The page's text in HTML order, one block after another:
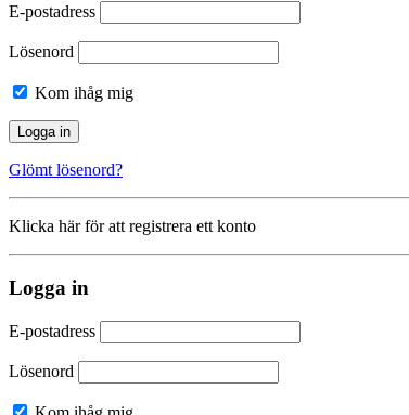
E-postadress
Lösenord
Kom ihåg mig
Glömt lösenord?
Klicka här för att registrera ett konto
Logga in
E-postadress
Lösenord